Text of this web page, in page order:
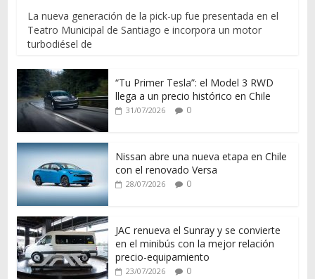
La nueva generación de la pick-up fue presentada en el
Teatro Municipal de Santiago e incorpora un motor
turbodiésel de
“Tu Primer Tesla”: el Model 3 RWD
llega a un precio histórico en Chile
31/07/2026 0
Nissan abre una nueva etapa en Chile
con el renovado Versa
28/07/2026 0
JAC renueva el Sunray y se convierte
en el minibús con la mejor relación
precio-equipamiento
23/07/2026 0